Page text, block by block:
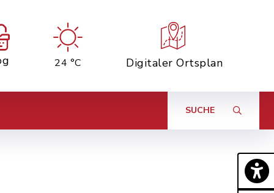
24 °C Digitaler Ortsplan
SUCHE